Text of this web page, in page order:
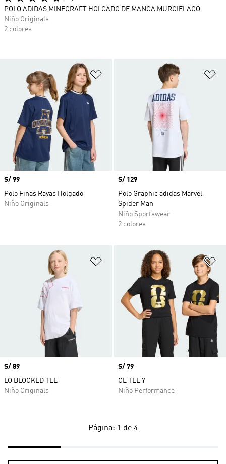
Añadir a la lista de deseos
Precio
S/ 99
Polo Finas Rayas Holgado
Niño Originals
Precio
S/ 129
Polo Graphic adidas Marvel
Spider Man
Niño Sportswear
2 colores
Añadir a la lista de deseos
Precio
S/ 89
LO BLOCKED TEE
Niño Originals
Precio
S/ 79
OE TEE Y
Niño Performance
POLO ADIDAS MINECRAFT HOLGADO DE MANGA MURCIÉLAGO
Niño Originals
2 colores
Página: 1 de 4